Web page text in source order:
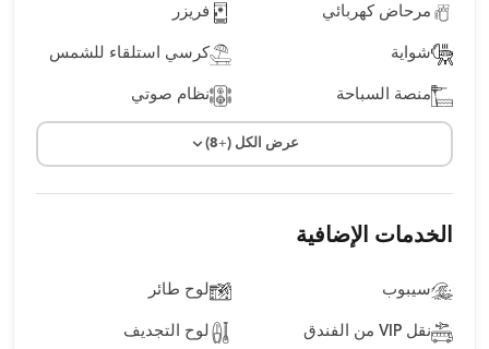
مرحاض كهربائي فريزر
شواية كرسي استلقاء للشمس
منصة السباحة نظام صوتي
عرض الكل (+8)
الخدمات الإضافية
سيبوب لوح طائر
نقل VIP من الفندق لوح التجديف